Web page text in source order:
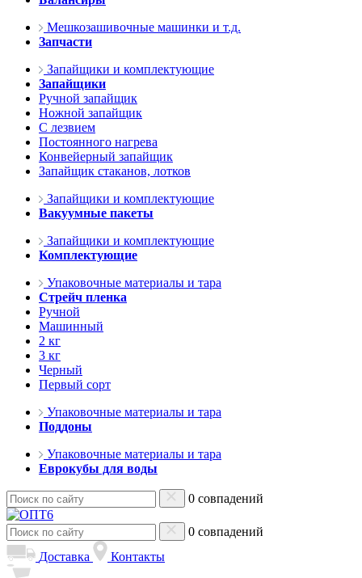
Мешкозашивочные машинки и т.д.
Запчасти
Запайщики и комплектующие
Запайщики
Ручной запайщик
Ножной запайщик
С лезвием
Постоянного нагрева
Конвейерный запайщик
Запайщик стаканов, лотков
Запайщики и комплектующие
Вакуумные пакеты
Запайщики и комплектующие
Комплектующие
Упаковочные материалы и тара
Стрейч пленка
Ручной
Машинный
2 кг
3 кг
Черный
Первый сорт
Упаковочные материалы и тара
Поддоны
Упаковочные материалы и тара
Еврокубы для воды
0 совпадений
0 совпадений
Доставка
Контакты